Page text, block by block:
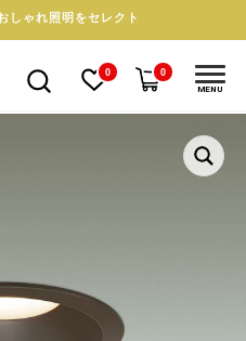
しゃれ照明をセレクト
0 0
MENU